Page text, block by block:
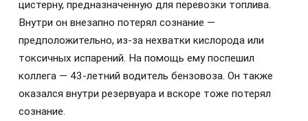
цистерну, предназначенную для перевозки топлива.
Внутри он внезапно потерял сознание —
предположительно, из-за нехватки кислорода или
токсичных испарений. На помощь ему поспешил
коллега — 43-летний водитель бензовоза. Он также
оказался внутри резервуара и вскоре тоже потерял
сознание.